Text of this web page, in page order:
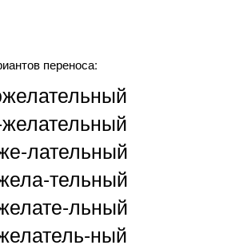
переноса:
желательный
лательный
тельный
льный
ный